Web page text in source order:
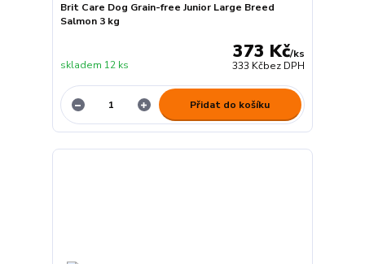
Brit Care Dog Grain-free Junior Large Breed
Salmon 3 kg
373 Kč/ks
333 Kčbez DPH
skladem 12 ks
Přidat do košíku